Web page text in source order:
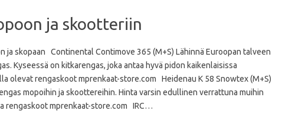
ja skootteriin
ja skopaan Continental Contimove 365 (M+S) Lähinnä Euroopan talveen
Kyseessä on kitkarengas, joka antaa hyvä pidon kaikenlaisissa
olevat rengaskoot mprenkaat-store.com Heidenau K 58 Snowtex (M+S)
mopoihin ja skoottereihin. Hinta varsin edullinen verrattuna muihin
rengaskoot mprenkaat-store.com IRC…